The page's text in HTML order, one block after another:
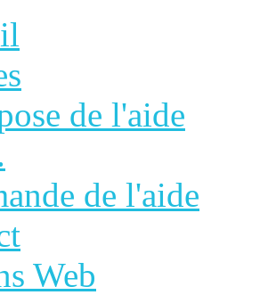
de l'aide
de l'aide
Web